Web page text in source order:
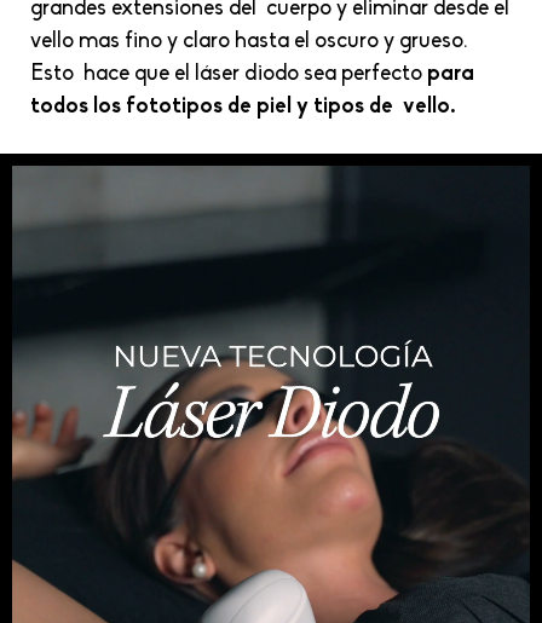
grandes extensiones del cuerpo y eliminar desde el
vello mas fino y claro hasta el oscuro y grueso.
Esto hace que el láser diodo sea perfecto para
todos los fototipos de piel y tipos de vello.